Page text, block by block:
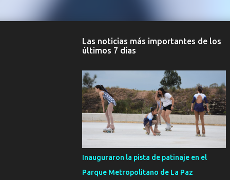
Las noticias más importantes de los
últimos 7 días
Inauguraron la pista de patinaje en el
Parque Metropolitano de La Paz